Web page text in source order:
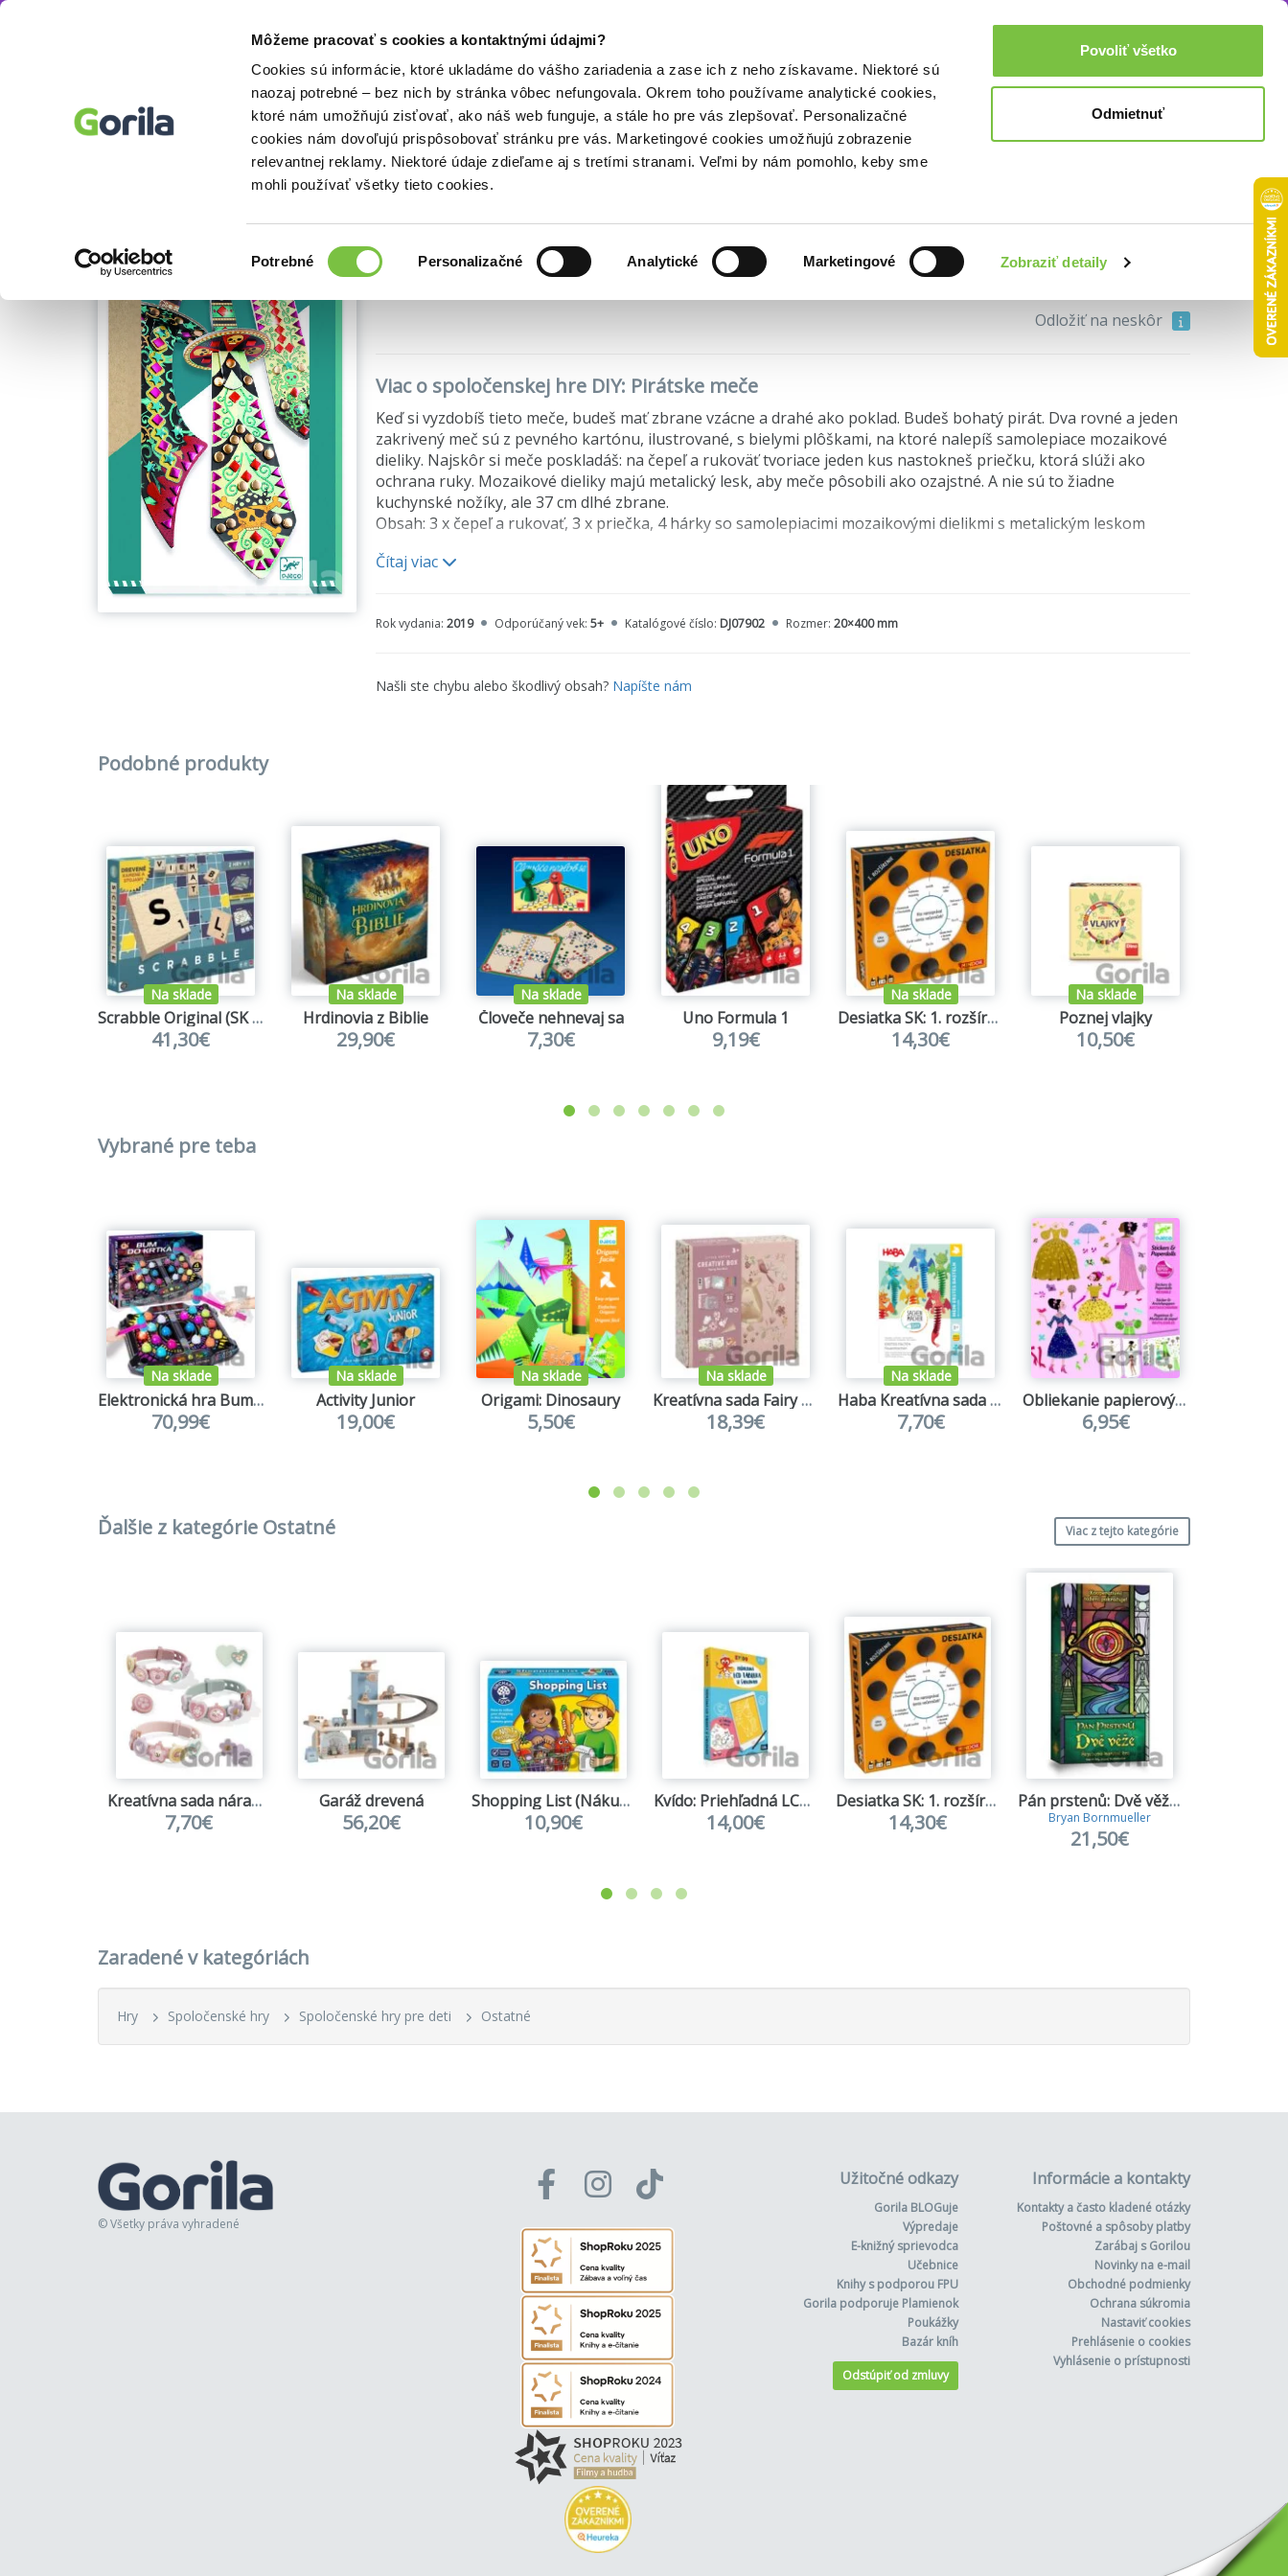
Môžeme pracovať s cookies a kontaktnými údajmi?
Cookies sú informácie, ktoré ukladáme do vášho zariadenia a zase ich z neho získavame. Niektoré sú
naozaj potrebné – bez nich by stránka vôbec nefungovala. Okrem toho používame analytické cookies,
ktoré nám umožňujú zisťovať, ako náš web funguje, a stále ho pre vás zlepšovať. Personalizačné
cookies nám dovoľujú prispôsobovať stránku pre vás. Marketingové cookies umožňujú zobrazenie
relevantnej reklamy. Niektoré údaje zdieľame aj s tretími stranami. Veľmi by nám pomohlo, keby sme
mohli používať všetky tieto cookies.
súhlasu
Potrebné Personalizačné Analytické Marketingové Zobraziť detaily
Povoliť všetko
Odmietnuť
Doplnky Prihlásenie 0,00€
Spoločenské hry Spoločenské hry pre deti Ostatné DIY: Pirátske meče Akcie a zľavy
DIY: Pirátske meče
Djeco(2019) • Edícia
12,90€ Do košíka
Odložiť na neskôr
Viac o spoločenskej hre DIY: Pirátske meče
Keď si vyzdobíš tieto meče, budeš mať zbrane vzácne a drahé ako poklad. Budeš bohatý pirát. Dva rovné a jeden
zakrivený meč sú z pevného kartónu, ilustrované, s bielymi plôškami, na ktoré nalepíš samolepiace mozaikové
dieliky. Najskôr si meče poskladáš: na čepeľ a rukoväť tvoriace jeden kus nastokneš priečku, ktorá slúži ako
ochrana ruky. Mozaikové dieliky majú metalický lesk, aby meče pôsobili ako ozajstné. A nie sú to žiadne
kuchynské nožíky, ale 37 cm dlhé zbrane.
Obsah: 3 x čepeľ a rukovať, 3 x priečka, 4 hárky so samolepiacimi mozaikovými dielikmi s metalickým leskom
Rozmery meča: 10 x 37 cm
Čítaj viac
Rok vydania: 2019 Odporúčaný vek: 5+ Katalógové číslo: DJ07902 Rozmer: 20×400 mm
Našli ste chybu alebo škodlivý obsah? Napíšte nám
Podobné produkty
Na sklade
Scrabble Original (SK drevená verzia)
41,30€
Na sklade
Hrdinovia z Biblie
29,90€
Na sklade
Človeče nehnevaj sa
7,30€
Uno Formula 1
9,19€
Na sklade
Desiatka SK: 1. rozšírenie
14,30€
Na sklade
Poznej vlajky
10,50€
Vybrané pre teba
Na sklade
Elektronická hra Bum do krtka
70,99€
Na sklade
Activity Junior
19,00€
Na sklade
Origami: Dinosaury
5,50€
Na sklade
Kreatívna sada Fairy Garden
18,39€
Na sklade
Haba Kreatívna sada Skladanie z papiera Ohniví draci
7,70€
Obliekanie papierových bábik
6,95€
Ďalšie z kategórie Ostatné Viac z tejto kategórie
Kreatívna sada náramky Fairy Garden
7,70€
Garáž drevená
56,20€
Shopping List (Nákupný zoznam)
10,90€
Kvído: Priehľadná LCD tabuľka s 30 šablónami
14,00€
Desiatka SK: 1. rozšírenie
14,30€
Pán prstenů: Dvě věže - Štychová karetní hra
Bryan Bornmueller
21,50€
Zaradené v kategóriách
Hry Spoločenské hry Spoločenské hry pre deti Ostatné
© Všetky práva vyhradené
Užitočné odkazy
Gorila BLOGuje
Výpredaje
E-knižný sprievodca
Učebnice
Knihy s podporou FPU
Gorila podporuje Plamienok
Poukážky
Bazár kníh
Odstúpiť od zmluvy
Informácie a kontakty
Kontakty a často kladené otázky
Poštovné a spôsoby platby
Zarábaj s Gorilou
Novinky na e-mail
Obchodné podmienky
Ochrana súkromia
Nastaviť cookies
Prehlásenie o cookies
Vyhlásenie o prístupnosti